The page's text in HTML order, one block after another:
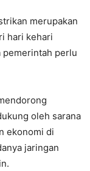
merupakan
hari kehari
pemerintah perlu
oleh sarana
ekonomi di
jaringan